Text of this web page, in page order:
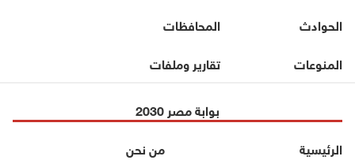
الحوادث
المحافظات
المنوعات
تقارير وملفات
بوابة مصر 2030
الرئيسية
من نحن